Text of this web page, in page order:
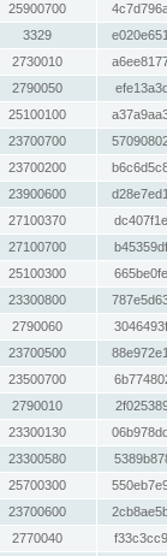
25900700
3329
2730010
2790050
25100100
23700700
23700200
23900600
27100370
27100700
25100300
23300800
2790060
23700500
23500700
2790010
23300130
23300580
25700300
23700600
2770040